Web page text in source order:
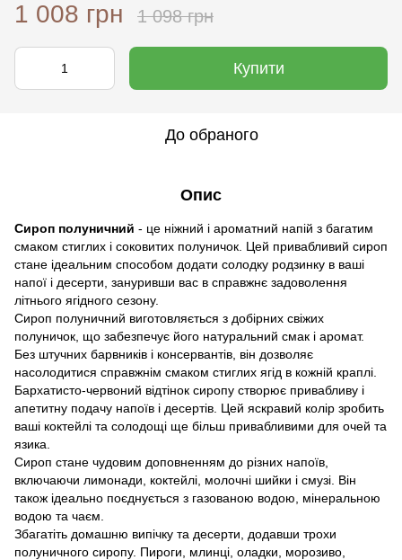
1 008 грн 1 098 грн
Купити
До обраного
Опис
Сироп полуничний - це ніжний і ароматний напій з багатим
смаком стиглих і соковитих полуничок. Цей привабливий сироп
стане ідеальним способом додати солодку родзинку в ваші
напої і десерти, зануривши вас в справжнє задоволення
літнього ягідного сезону.
Сироп полуничний виготовляється з добірних свіжих
полуничок, що забезпечує його натуральний смак і аромат.
Без штучних барвників і консервантів, він дозволяє
насолодитися справжнім смаком стиглих ягід в кожній краплі.
Бархатисто-червоний відтінок сиропу створює привабливу і
апетитну подачу напоїв і десертів. Цей яскравий колір зробить
ваші коктейлі та солодощі ще більш привабливими для очей та
язика.
Сироп стане чудовим доповненням до різних напоїв,
включаючи лимонади, коктейлі, молочні шийки і смузі. Він
також ідеально поєднується з газованою водою, мінеральною
водою та чаєм.
Збагатіть домашню випічку та десерти, додавши трохи
полуничного сиропу. Пироги, млинці, оладки, морозиво,